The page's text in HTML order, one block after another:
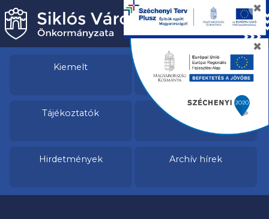
✖
✖
Kiemelt Felhívások
Tájékoztatók
Hirdetmények Archív hírek